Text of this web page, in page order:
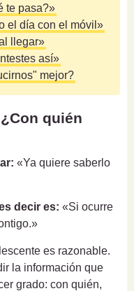
te pasa?»
el día con el móvil»
llegar»
así»
mejor?
quién
«Ya quiere saberlo
decir es: «Si ocurre
es razonable.
la información que
grado: con quién,